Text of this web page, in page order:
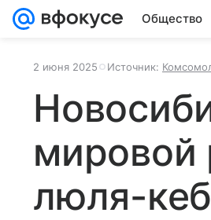
Общество
2 июня 2025 Источник:
мировой
люля-